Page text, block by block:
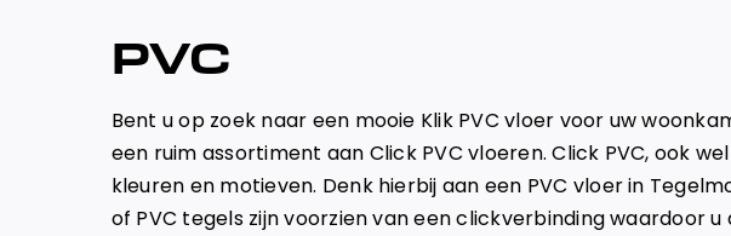
PVC
Bent u op zoek naar een mooie Klik PVC vloer voor uw
een ruim assortiment aan Click PVC vloeren. Click PVC, ook
kleuren en motieven. Denk hierbij aan een PVC vloer in
of PVC tegels zijn voorzien van een clickverbinding waardoor